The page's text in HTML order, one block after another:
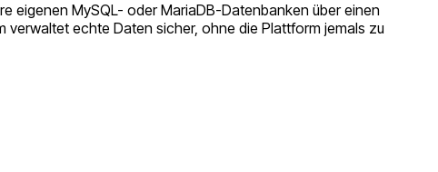
eigenen MySQL- oder MariaDB-Datenbanken über einen
echte Daten sicher, ohne die Plattform jemals zu